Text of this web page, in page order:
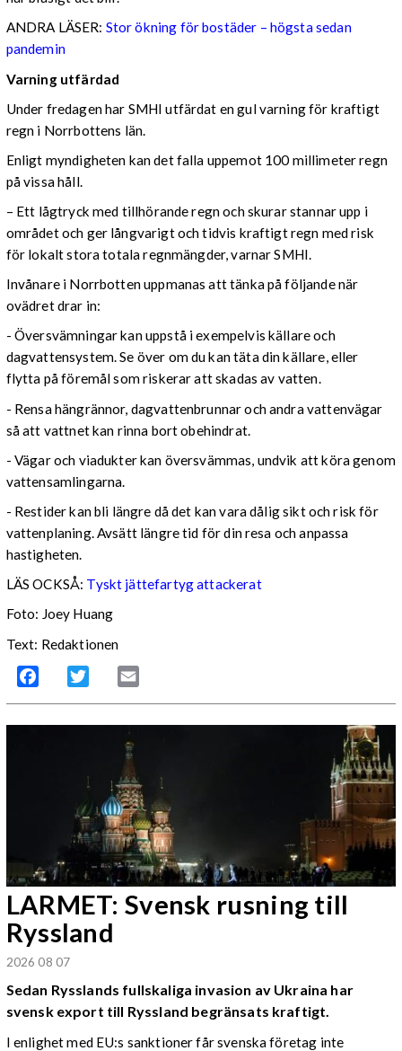
ANDRA LÄSER: Stor ökning för bostäder – högsta sedan
pandemin
Varning utfärdad
Under fredagen har SMHI utfärdat en gul varning för kraftigt
regn i Norrbottens län.
Enligt myndigheten kan det falla uppemot 100 millimeter regn
på vissa håll.
– Ett lågtryck med tillhörande regn och skurar stannar upp i
området och ger långvarigt och tidvis kraftigt regn med risk
för lokalt stora totala regnmängder, varnar SMHI.
Invånare i Norrbotten uppmanas att tänka på följande när
ovädret drar in:
- Översvämningar kan uppstå i exempelvis källare och
dagvattensystem. Se över om du kan täta din källare, eller
flytta på föremål som riskerar att skadas av vatten.
- Rensa hängrännor, dagvattenbrunnar och andra vattenvägar
så att vattnet kan rinna bort obehindrat.
- Vägar och viadukter kan översvämmas, undvik att köra genom
vattensamlingarna.
- Restider kan bli längre då det kan vara dålig sikt och risk för
vattenplaning. Avsätt längre tid för din resa och anpassa
hastigheten.
LÄS OCKSÅ: Tyskt jättefartyg attackerat
Foto: Joey Huang
Text: Redaktionen
Facebook Twitter
LARMET: Svensk rusning till
Ryssland
2026 08 07
Sedan Rysslands fullskaliga invasion av Ukraina har
svensk export till Ryssland begränsats kraftigt.
I enlighet med EU:s sanktioner får svenska företag inte